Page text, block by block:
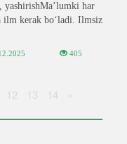
yashirishMa’lumki har
ilm kerak bo‘ladi. Ilmsiz
405
12 13 14